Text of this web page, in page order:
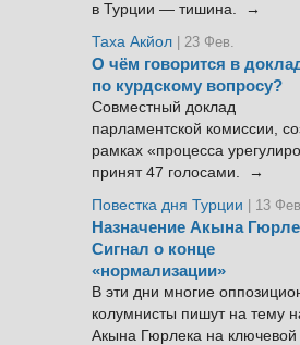
в Турции — тишина. →
Таха Акйол | 23 Фев.
О чём говорится в
по курдскому вопросу?
Совместный доклад
парламентской комиссии,
рамках «процесса
принят 47 голосами. →
Повестка дня Турции
| 13
Назначение Акына
Сигнал о конце
«нормализации»
В эти дни многие
колумнисты пишут на тему
Акына Гюрлека на ключевой